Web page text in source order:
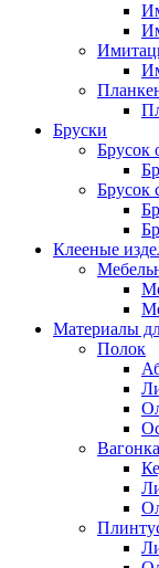
Бруски
Брусок
Брусок
Клееные
Материалы
Полок